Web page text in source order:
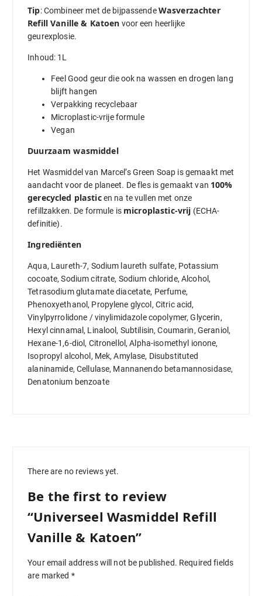
Tip: Combineer met de bijpassendeWasverzachter
Refill Vanille & Katoen voor een heerlijke
geurexplosie.
Inhoud: 1L
Feel Good geur die ook na wassen en drogen lang
blijft hangen
Verpakking recyclebaar
Microplastic-vrije formule
Vegan
Duurzaam wasmiddel
Het Wasmiddel van Marcel’s Green Soap is gemaakt met
aandacht voor de planeet. De fles is gemaakt van 100%
gerecycled plasticen na te vullen met onze
refillzakken. De formule is microplastic-vrij (ECHA-
definitie).
Ingrediënten
Aqua, Laureth-7, Sodium laureth sulfate, Potassium
cocoate, Sodium citrate, Sodium chloride, Alcohol,
Tetrasodium glutamate diacetate, Perfume,
Phenoxyethanol, Propylene glycol, Citric acid,
Vinylpyrrolidone / vinylimidazole copolymer, Glycerin,
Hexyl cinnamal, Linalool, Subtilisin, Coumarin, Geraniol,
Hexane-1,6-diol, Citronellol, Alpha-isomethyl ionone,
Isopropyl alcohol, Mek, Amylase, Disubstituted
alaninamide, Cellulase, Mannanendo betamannosidase,
Denatonium benzoate
There are no reviews yet.
Be the first to review
“Universeel Wasmiddel Refill
Vanille & Katoen”
Your email address will not be published. Required fields
are marked *